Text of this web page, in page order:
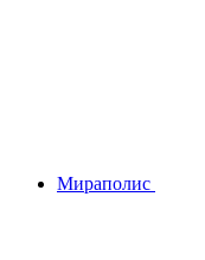
Мираполис